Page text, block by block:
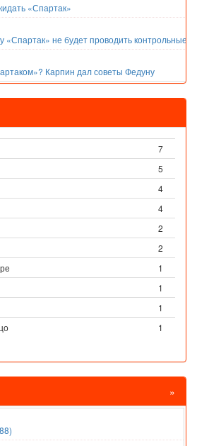
«Спартак»
«Спартак» не будет проводить контрольные
Карпин дал советы Федуну
7
5
4
4
2
2
1
1
1
1
»